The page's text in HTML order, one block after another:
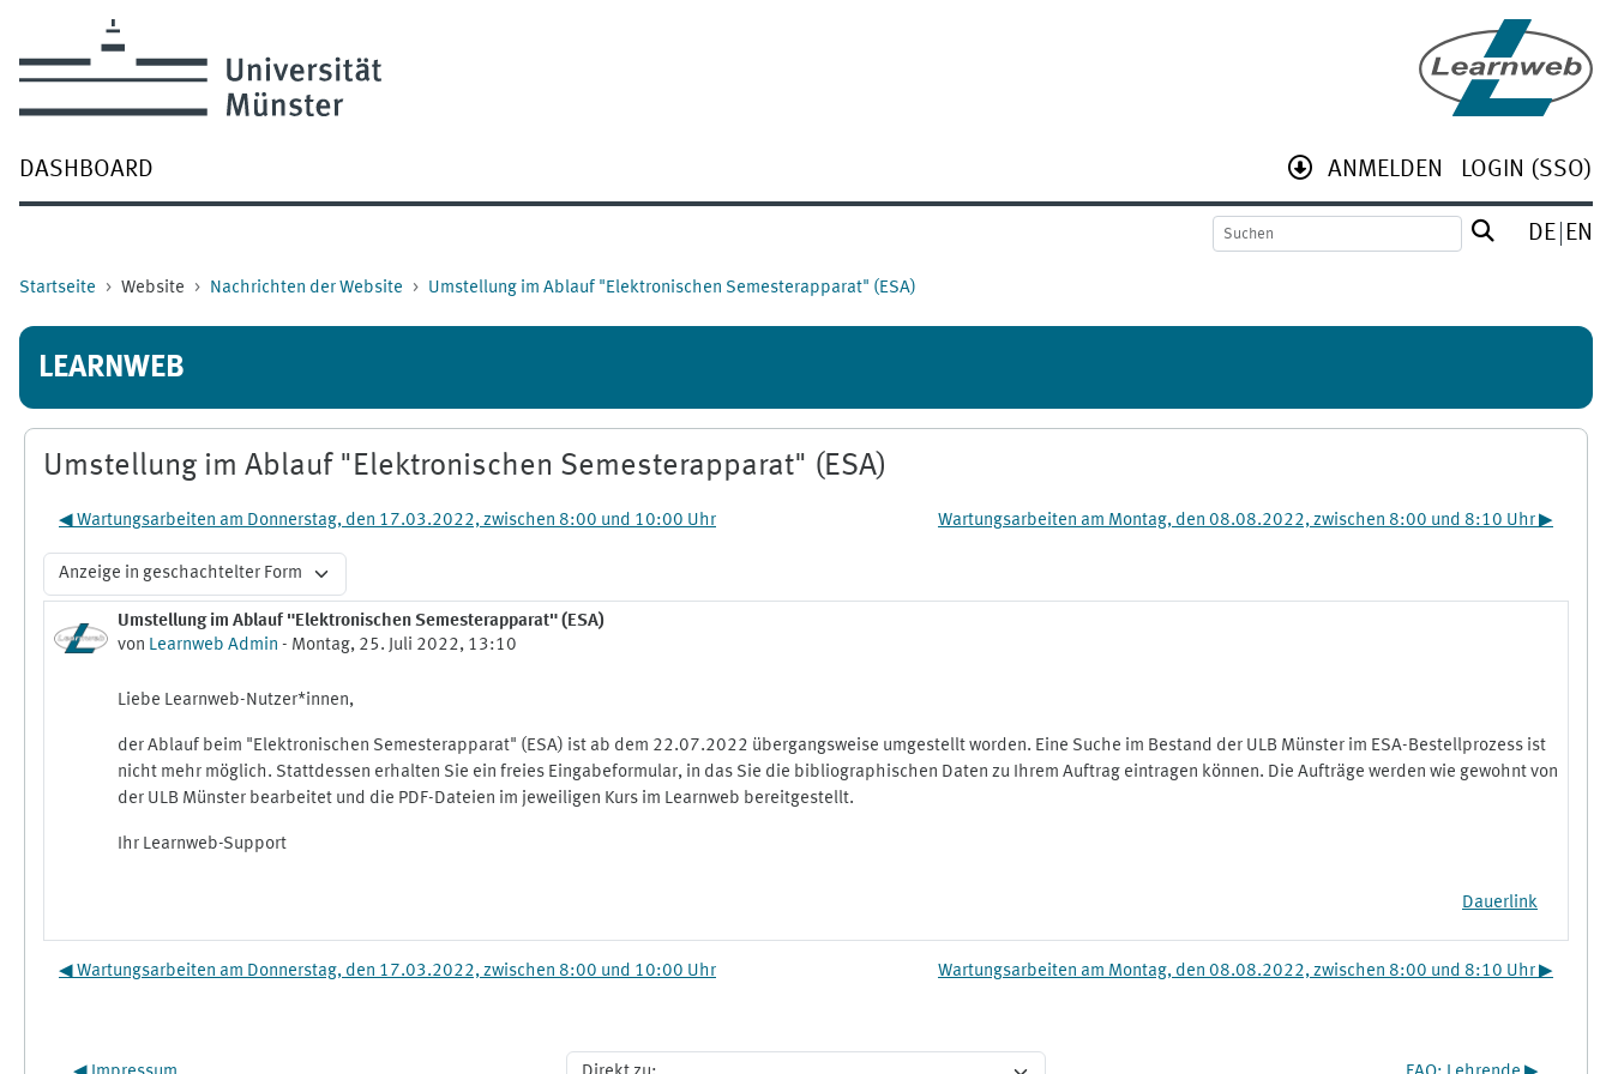
DASHBOARD ANMELDEN LOGIN (SSO)
DE EN
Startseite Website Nachrichten der Website Umstellung im Ablauf "Elektronischen Semesterapparat" (ESA)
LEARNWEB
Umstellung im Ablauf "Elektronischen Semesterapparat" (ESA)
◀︎ Wartungsarbeiten am Donnerstag, den 17.03.2022, zwischen 8:00 und 10:00 Uhr Wartungsarbeiten am Montag, den 08.08.2022, zwischen 8:00 und 8:10 Uhr ▶︎
Anzeigemodus
Umstellung im Ablauf "Elektronischen Semesterapparat" (ESA)
von Learnweb Admin - Montag, 25. Juli 2022, 13:10
Anzahl Antworten: 0
Liebe Learnweb-Nutzer*innen,
der Ablauf beim "Elektronischen Semesterapparat" (ESA) ist ab dem 22.07.2022 übergangsweise umgestellt worden. Eine Suche im Bestand der ULB Münster im ESA-Bestellprozess ist
nicht mehr möglich. Stattdessen erhalten Sie ein freies Eingabeformular, in das Sie die bibliographischen Daten zu Ihrem Auftrag eintragen können. Die Aufträge werden wie gewohnt von
der ULB Münster bearbeitet und die PDF-Dateien im jeweiligen Kurs im Learnweb bereitgestellt.
Ihr Learnweb-Support
Dauerlink
◀︎ Wartungsarbeiten am Donnerstag, den 17.03.2022, zwischen 8:00 und 10:00 Uhr Wartungsarbeiten am Montag, den 08.08.2022, zwischen 8:00 und 8:10 Uhr ▶︎